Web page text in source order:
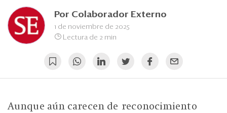
Por Colaborador Externo
1 de noviembre de 2025
Lectura de 2 min
Aunque aún carecen de reconocimiento